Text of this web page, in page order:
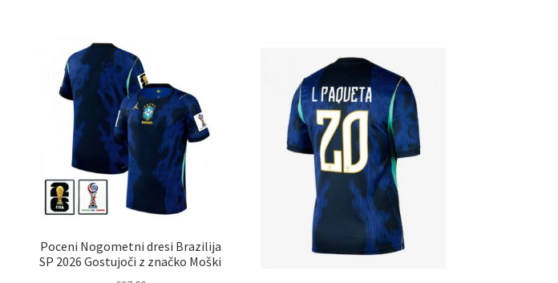
na
strani
izdelka
izberete
na
strani
izdelka
Poceni Nogometni dresi Brazilija
SP 2026 Gostujoči z značko Moški